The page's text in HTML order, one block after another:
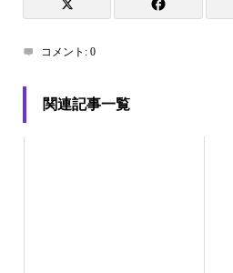
コメント: 0
関連記事一覧